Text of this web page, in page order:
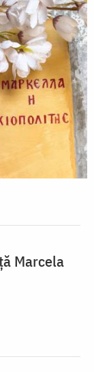
Marcela